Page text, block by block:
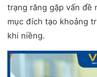
trạng răng gặp vấn đề
mục đích tạo khoảng
khi niềng.